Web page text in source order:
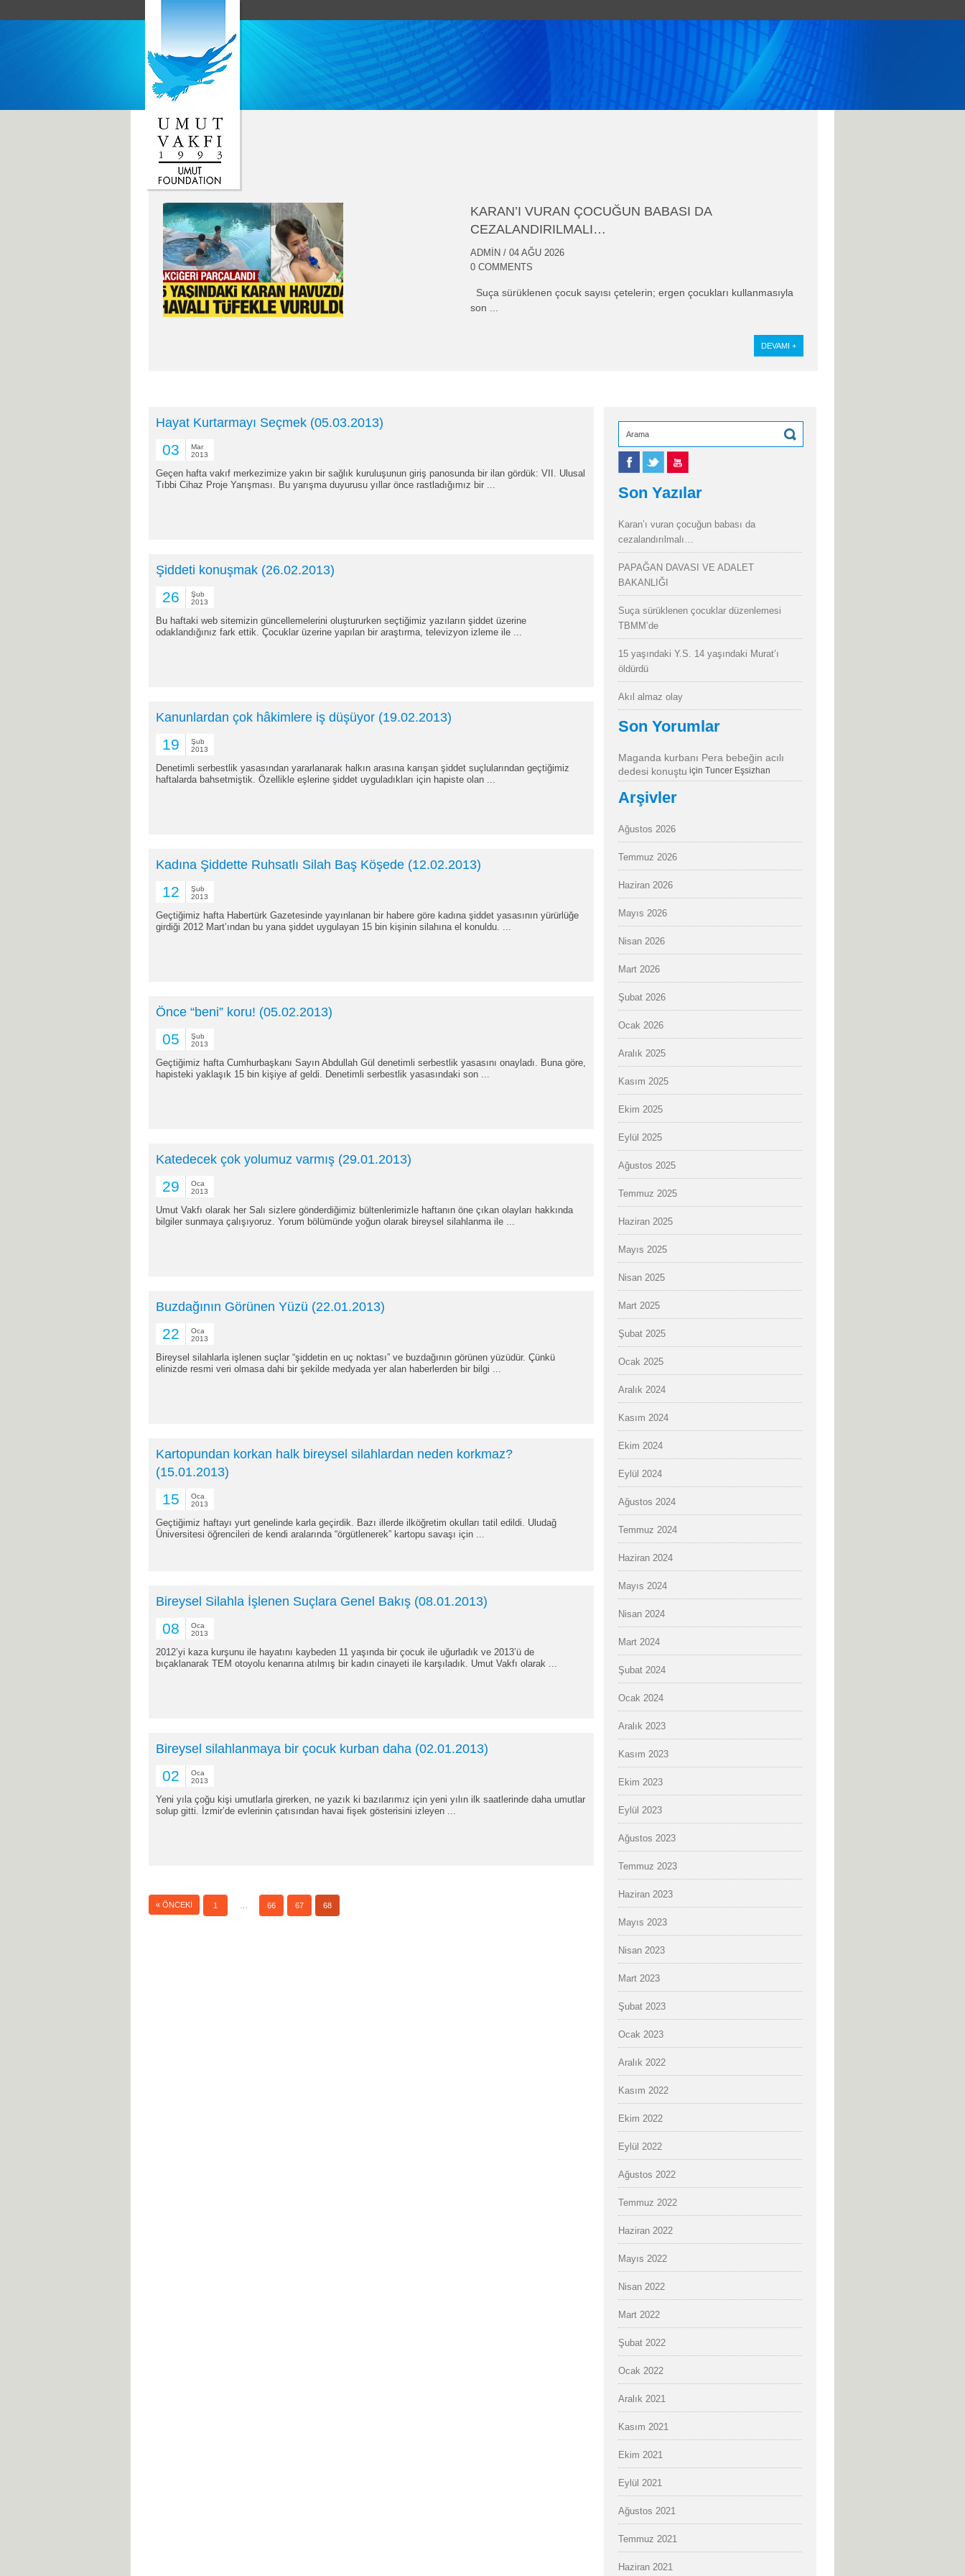
KARAN’I VURAN ÇOCUĞUN BABASI DA
CEZALANDIRILMALI…
ADMIN / 04 AĞU 2026
0 COMMENTS
Suça sürüklenen çocuk sayısı çetelerin; ergen çocukları kullanmasıyla
son ...
DEVAMI +
Hayat Kurtarmayı Seçmek (05.03.2013)
03
Mar
2013
Geçen hafta vakıf merkezimize yakın bir sağlık kuruluşunun giriş panosunda bir ilan gördük: VII. Ulusal
Tıbbi Cihaz Proje Yarışması. Bu yarışma duyurusu yıllar önce rastladığımız bir ...
Şiddeti konuşmak (26.02.2013)
26
Şub
2013
Bu haftaki web sitemizin güncellemelerini oluştururken seçtiğimiz yazıların şiddet üzerine
odaklandığınız fark ettik. Çocuklar üzerine yapılan bir araştırma, televizyon izleme ile ...
Kanunlardan çok hâkimlere iş düşüyor (19.02.2013)
19
Şub
2013
Denetimli serbestlik yasasından yararlanarak halkın arasına karışan şiddet suçlularından geçtiğimiz
haftalarda bahsetmiştik. Özellikle eşlerine şiddet uyguladıkları için hapiste olan ...
Kadına Şiddette Ruhsatlı Silah Baş Köşede (12.02.2013)
12
Şub
2013
Geçtiğimiz hafta Habertürk Gazetesinde yayınlanan bir habere göre kadına şiddet yasasının yürürlüğe
girdiği 2012 Mart’ından bu yana şiddet uygulayan 15 bin kişinin silahına el konuldu. ...
Önce “beni” koru! (05.02.2013)
05
Şub
2013
Geçtiğimiz hafta Cumhurbaşkanı Sayın Abdullah Gül denetimli serbestlik yasasını onayladı. Buna göre,
hapisteki yaklaşık 15 bin kişiye af geldi. Denetimli serbestlik yasasındaki son ...
Katedecek çok yolumuz varmış (29.01.2013)
29
Oca
2013
Umut Vakfı olarak her Salı sizlere gönderdiğimiz bültenlerimizle haftanın öne çıkan olayları hakkında
bilgiler sunmaya çalışıyoruz. Yorum bölümünde yoğun olarak bireysel silahlanma ile ...
Buzdağının Görünen Yüzü (22.01.2013)
22
Oca
2013
Bireysel silahlarla işlenen suçlar “şiddetin en uç noktası” ve buzdağının görünen yüzüdür. Çünkü
elinizde resmi veri olmasa dahi bir şekilde medyada yer alan haberlerden bir bilgi ...
Kartopundan korkan halk bireysel silahlardan neden korkmaz?
(15.01.2013)
15
Oca
2013
Geçtiğimiz haftayı yurt genelinde karla geçirdik. Bazı illerde ilköğretim okulları tatil edildi. Uludağ
Üniversitesi öğrencileri de kendi aralarında “örgütlenerek” kartopu savaşı için ...
Bireysel Silahla İşlenen Suçlara Genel Bakış (08.01.2013)
08
Oca
2013
2012’yi kaza kurşunu ile hayatını kaybeden 11 yaşında bir çocuk ile uğurladık ve 2013’ü de
bıçaklanarak TEM otoyolu kenarına atılmış bir kadın cinayeti ile karşıladık. Umut Vakfı olarak ...
Bireysel silahlanmaya bir çocuk kurban daha (02.01.2013)
02
Oca
2013
Yeni yıla çoğu kişi umutlarla girerken, ne yazık ki bazılarımız için yeni yılın ilk saatlerinde daha umutlar
solup gitti. İzmir’de evlerinin çatısından havai fişek gösterisini izleyen ...
« ÖNCEKI 1 66 67 68
Son Yazılar
Karan’ı vuran çocuğun babası da
cezalandırılmalı…
PAPAĞAN DAVASI VE ADALET
BAKANLIĞI
Suça sürüklenen çocuklar düzenlemesi
TBMM’de
15 yaşındaki Y.S. 14 yaşındaki Murat’ı
öldürdü
Akıl almaz olay
Son Yorumlar
Maganda kurbanı Pera bebeğin acılı
dedesi konuştu için Tuncer Eşsizhan
Arşivler
Ağustos 2026
Temmuz 2026
Haziran 2026
Mayıs 2026
Nisan 2026
Mart 2026
Şubat 2026
Ocak 2026
Aralık 2025
Kasım 2025
Ekim 2025
Eylül 2025
Ağustos 2025
Temmuz 2025
Haziran 2025
Mayıs 2025
Nisan 2025
Mart 2025
Şubat 2025
Ocak 2025
Aralık 2024
Kasım 2024
Ekim 2024
Eylül 2024
Ağustos 2024
Temmuz 2024
Haziran 2024
Mayıs 2024
Nisan 2024
Mart 2024
Şubat 2024
Ocak 2024
Aralık 2023
Kasım 2023
Ekim 2023
Eylül 2023
Ağustos 2023
Temmuz 2023
Haziran 2023
Mayıs 2023
Nisan 2023
Mart 2023
Şubat 2023
Ocak 2023
Aralık 2022
Kasım 2022
Ekim 2022
Eylül 2022
Ağustos 2022
Temmuz 2022
Haziran 2022
Mayıs 2022
Nisan 2022
Mart 2022
Şubat 2022
Ocak 2022
Aralık 2021
Kasım 2021
Ekim 2021
Eylül 2021
Ağustos 2021
Temmuz 2021
Haziran 2021